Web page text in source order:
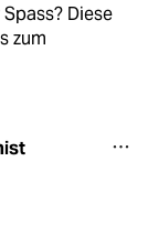
Diese
zum